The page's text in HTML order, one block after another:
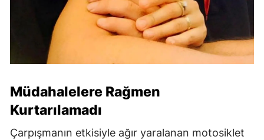
Müdahalelere Rağmen
Kurtarılamadı
Çarpışmanın etkisiyle ağır yaralanan motosiklet